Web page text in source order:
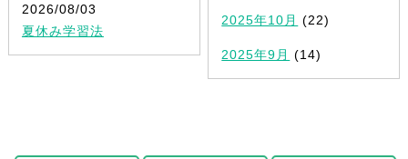
2026/08/03
夏休み学習法
2025年10月 (22)
2025年9月 (14)